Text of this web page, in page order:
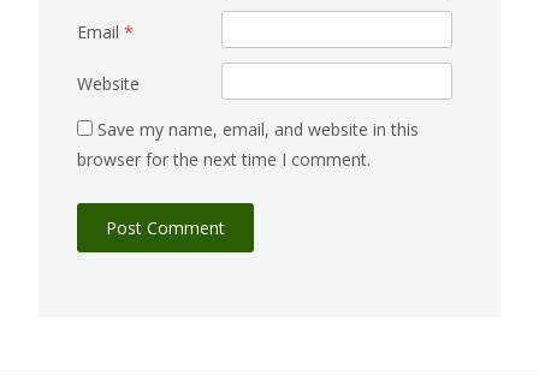
Email *
Website
Save my name, email, and website in this
browser for the next time I comment.